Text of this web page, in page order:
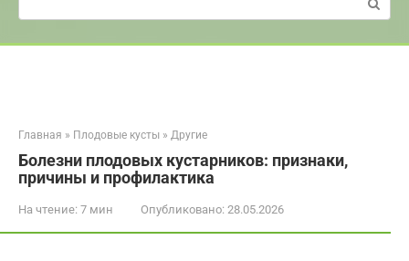
Главная » Плодовые кусты » Другие
Болезни плодовых кустарников: признаки,
причины и профилактика
На чтение: 7 мин Опубликовано: 28.05.2026